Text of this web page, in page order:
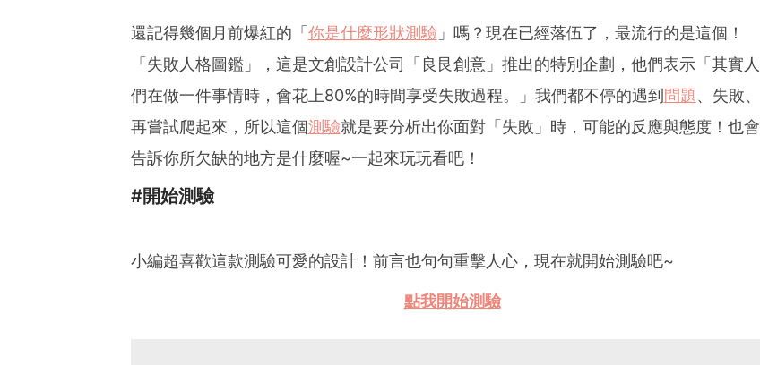
還記得幾個月前爆紅的「 你是什麼形狀測驗 」嗎？現在已經落伍了，最流行的是這個！
「失敗人格圖鑑」，這是文創設計公司「良艮創意」推出的特別企劃，他們表示「其實人
們在做一件事情時，會花上80%的時間享受失敗過程。」我們都不停的遇到 問題、失敗、
再嘗試爬起來，所以這個測驗就是要分析出你面對「失敗」時，可能的反應與態度！也會
告訴你所欠缺的地方是什麼喔~一起來玩玩看吧！
#開始測驗
小編超喜歡這款測驗可愛的設計！前言也句句重擊人心，現在就開始測驗吧~
點我開始測驗